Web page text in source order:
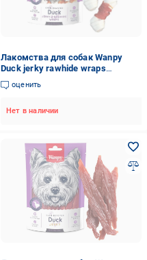
Лакомства для собак Wanpy
Duck jerky rawhide wraps
косточки с вяленой уткой 100 г
оценить
Нет в наличии